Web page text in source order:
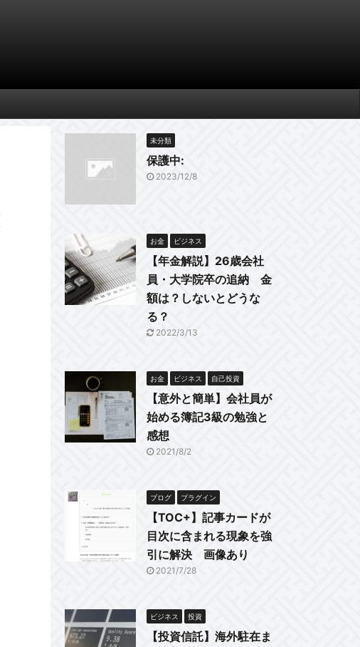
未分類
保護中:
2023/12/8
お金 ビジネス
【年金解説】26歳会社
員・大学院卒の追納 金
額は？しないとどうな
る？
2022/3/13
お金 ビジネス 自己投資
【意外と簡単】会社員が
始める簿記3級の勉強と
感想
2021/8/2
ブログ プラグイン
【TOC+】記事カードが
目次に含まれる現象を強
引に解決 画像あり
2021/7/28
ビジネス 投資
【投資信託】海外駐在ま